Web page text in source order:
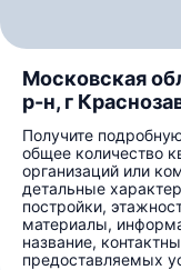
Московская
р-н, г
Получите
общее количество
организаций или
детальные
постройки,
материалы,
название,
предоставляемых